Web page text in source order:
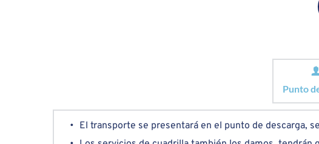
Punto
El transporte se presentará en el punto de descarga,